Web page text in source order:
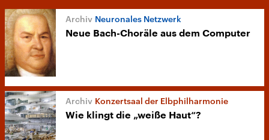
Neuronales Netzwerk
Neue Bach-Choräle aus dem Computer
Konzertsaal der Elbphilharmonie
Wie klingt die „weiße Haut“?